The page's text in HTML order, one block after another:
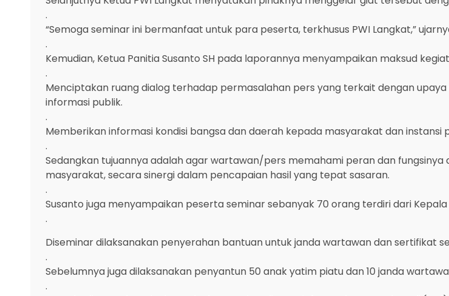
.
“Semoga seminar ini bermanfaat untuk para peserta, terkhusus PWI Langkat,”
.
Kemudian, Ketua Panitia Susanto SH pada laporannya menyampaikan maksud
.
Menciptakan ruang dialog terhadap permasalahan pers yang terkait dengan
informasi publik.
.
Memberikan informasi kondisi bangsa dan daerah kepada masyarakat dan
.
Sedangkan tujuannya adalah agar wartawan/pers memahami peran dan
masyarakat, secara sinergi dalam pencapaian hasil yang tepat sasaran.
.
Susanto juga menyampaikan peserta seminar sebanyak 70 orang terdiri dari
.
Diseminar dilaksanakan penyerahan bantuan untuk janda wartawan dan sertifikat
.
Sebelumnya juga dilaksanakan penyantun 50 anak yatim piatu dan 10 janda
.